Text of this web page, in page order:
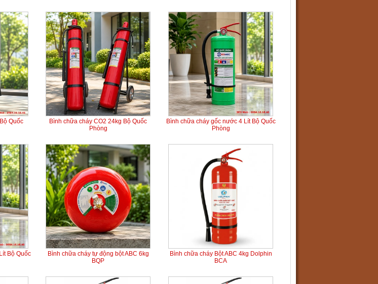
Quốc
Bình chữa cháy CO2 24kg Bộ Quốc
Phòng
Bình chữa cháy gốc nước 4 Lít Bộ Quốc
Phòng
Bộ Quốc
Bình chữa cháy tự động bột ABC 6kg
BQP
Bình chữa cháy Bột ABC 4kg Dolphin
BCA